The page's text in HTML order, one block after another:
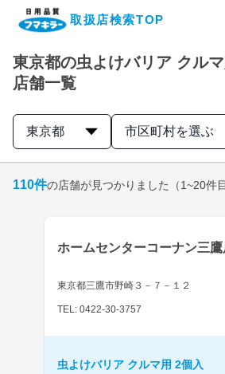
取扱店検索TOP
企業・IR情報サイト
製品情報サイト
取扱店検索はこちら
東京都の虫よけバリア クル
店舗一覧
東京都 市区町村を選ぶ
110件の店舗が見つかりました （1~20件
ホームセンターコーナン三鷹
東京都三鷹市野崎３－７－１２
TEL: 0422-30-3757
虫よけバリア クルマ用 2個入